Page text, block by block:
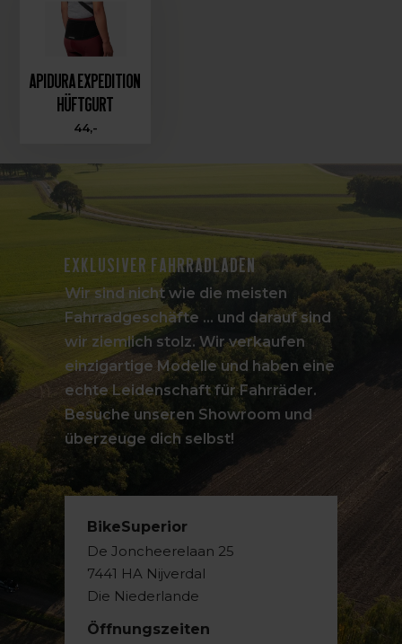
Apidura Expedition
Hüftgurt
44,-
Exklusiver Fahrradladen
Wir sind nicht wie die meisten
Fahrradgeschäfte ... und darauf sind
wir ziemlich stolz. Wir verkaufen
einzigartige Modelle und haben eine
echte Leidenschaft für Fahrräder.
Besuche unseren Showroom und
überzeuge dich selbst!
BikeSuperior
De Joncheerelaan 25
7441 HA Nijverdal
Die Niederlande
Öffnungszeiten